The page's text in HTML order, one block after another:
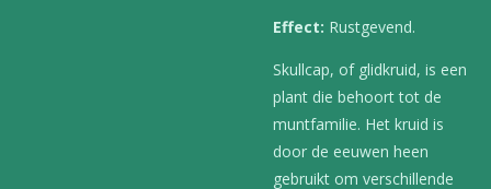
Effect: Rustgevend.
Skullcap, of glidkruid, is een
plant die behoort tot de
muntfamilie. Het kruid is
door de eeuwen heen
gebruikt om verschillende